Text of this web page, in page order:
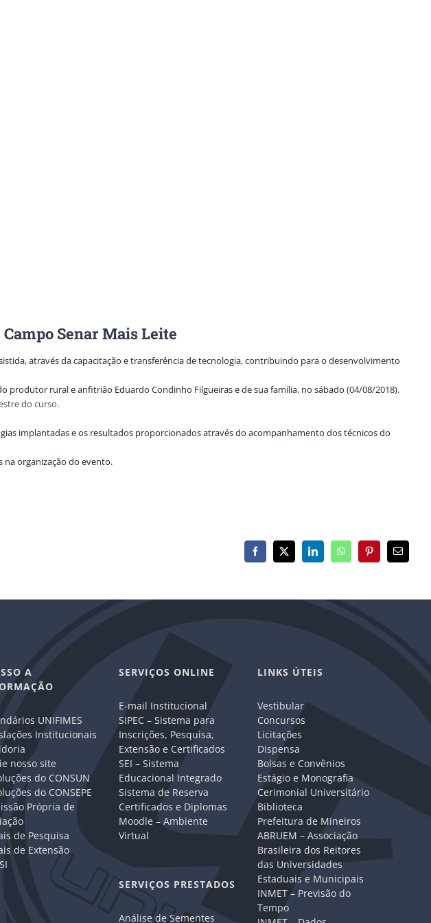
Senar Mais Leite
através da capacitação e transferência de tecnologia, contribuindo para o desenvolvimento
produtor rural e anfitrião Eduardo Condinho Filgueiras e de sua família, no sábado (04/08/2018).
do curso.
implantadas e os resultados proporcionados através do acompanhamento dos técnicos do
na organização do evento.
Facebook
X LinkedInWhatsAppPinterest
E-
mail
A
UNIFIMES
Institucionais
nosso site
do CONSUN
do CONSEPE
Própria de
de Pesquisa
de Extensão
SERVIÇOS ONLINE
E-mail Institucional
SIPEC – Sistema para
Inscrições, Pesquisa,
Extensão e Certificados
SEI – Sistema
Educacional Integrado
Sistema de Reserva
Certificados e Diplomas
Moodle – Ambiente
Virtual
SERVIÇOS PRESTADOS
Análise de Sementes
LINKS ÚTEIS
Vestibular
Concursos
Licitações
Dispensa
Bolsas e Convênios
Estágio e Monografia
Cerimonial Universitário
Biblioteca
Prefeitura de Mineiros
ABRUEM – Associação
Brasileira dos Reitores
das Universidades
Estaduais e Municipais
INMET – Previsão do
Tempo